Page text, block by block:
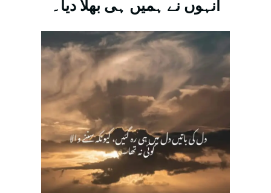
انہوں نے ہمیں ہی بھلا دیا۔